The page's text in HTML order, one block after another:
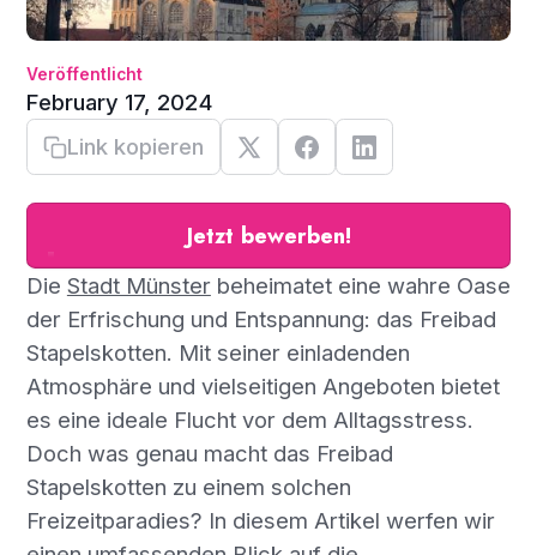
Veröffentlicht
February 17, 2024
Link kopieren
Jetzt bewerben!
Die Stadt Münsterbeheimatet eine wahre Oase
der Erfrischung und Entspannung: das Freibad
Stapelskotten. Mit seiner einladenden
Atmosphäre und vielseitigen Angeboten bietet
es eine ideale Flucht vor dem Alltagsstress.
Doch was genau macht das Freibad
Stapelskotten zu einem solchen
Freizeitparadies? In diesem Artikel werfen wir